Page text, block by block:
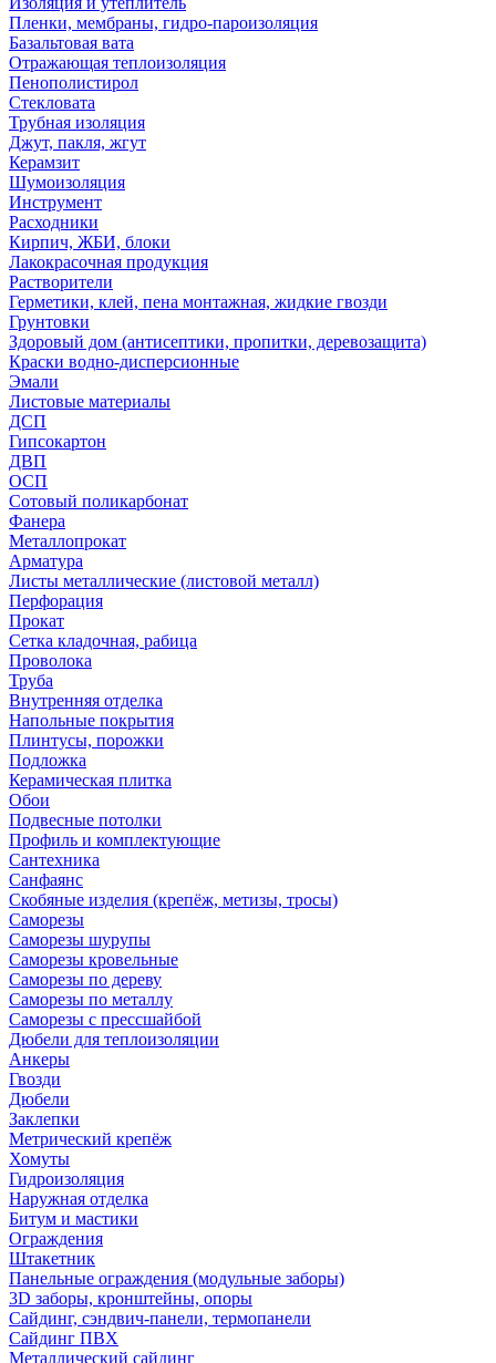
Пленки, мембраны, гидро-пароизоляция
Базальтовая вата
Отражающая теплоизоляция
Пенополистирол
Стекловата
Трубная изоляция
Джут, пакля, жгут
Керамзит
Шумоизоляция
Инструмент
Расходники
Кирпич, ЖБИ, блоки
Лакокрасочная продукция
Растворители
Герметики, клей, пена монтажная, жидкие гвозди
Грунтовки
Здоровый дом (антисептики, пропитки, деревозащита)
Краски водно-дисперсионные
Эмали
Листовые материалы
ДСП
Гипсокартон
ДВП
ОСП
Сотовый поликарбонат
Фанера
Металлопрокат
Арматура
Листы металлические (листовой металл)
Перфорация
Прокат
Сетка кладочная, рабица
Проволока
Труба
Внутренняя отделка
Напольные покрытия
Плинтусы, порожки
Подложка
Керамическая плитка
Обои
Подвесные потолки
Профиль и комплектующие
Сантехника
Санфаянс
Скобяные изделия (крепёж, метизы, тросы)
Саморезы
Саморезы шурупы
Саморезы кровельные
Саморезы по дереву
Саморезы по металлу
Саморезы с прессшайбой
Дюбели для теплоизоляции
Анкеры
Гвозди
Дюбели
Заклепки
Метрический крепёж
Хомуты
Гидроизоляция
Наружная отделка
Битум и мастики
Ограждения
Штакетник
Панельные ограждения (модульные заборы)
3D заборы, кронштейны, опоры
Cайдинг, сэндвич-панели, термопанели
Сайдинг ПВХ
Металлический сайдинг